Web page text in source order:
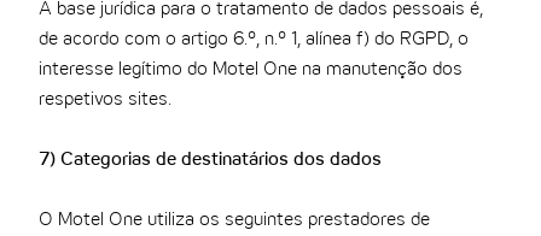
A base jurídica para o tratamento de dados pessoais é,
de acordo com o artigo 6.º, n.º 1, alínea f) do RGPD, o
interesse legítimo do Motel One na manutenção dos
respetivos sites.
7) Categorias de destinatários dos dados
O Motel One utiliza os seguintes prestadores de